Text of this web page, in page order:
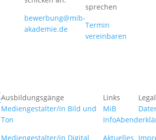
bewerbung@mib-
akademie.de
sprechen
Termin
vereinbaren
Ausbildungsgänge
Mediengestalter/in Bild und
Ton
Mediengestalter/in Digital
Links
MiB
InfoAbend
Aktuelles
Legal